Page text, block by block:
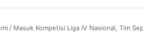
/ Masuk Kompetisi Liga IV Nasional, Tim